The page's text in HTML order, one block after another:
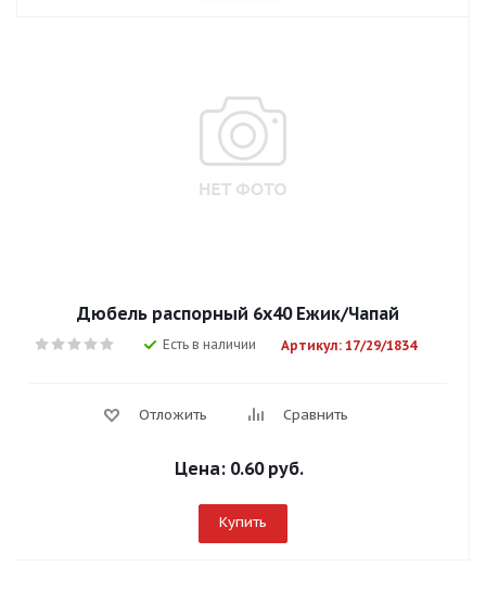
Дюбель распорный 6х40 Ежик/Чапай
Есть в наличии Артикул: 17/29/1834
Отложить Сравнить
Цена: 0.60 руб.
Купить